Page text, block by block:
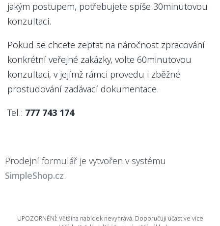
jakým postupem, potřebujete spíše 30minutovou
konzultaci.
Pokud se chcete zeptat na náročnost zpracování
konkrétní veřejné zakázky, volte 60minutovou
konzultaci, v jejímž rámci provedu i zběžné
prostudování zadávací dokumentace.
Tel.: 777 743 174
Prodejní formulář je vytvořen v systému
SimpleShop.cz.
UPOZORNĚNÍ: Většina nabídek nevyhrává. Doporučuji účast ve více